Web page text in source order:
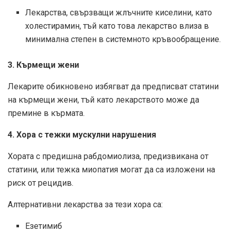
Лекарства, свързващи жлъчните киселини, като
холестирамин, тъй като това лекарство влиза в
минимална степен в системното кръвообращение.
3. Кърмещи жени
Лекарите обикновено избягват да предписват статини
на кърмещи жени, тъй като лекарството може да
премине в кърмата.
4. Хора с тежки мускулни нарушения
Хората с предишна рабдомиолиза, предизвикана от
статини, или тежка миопатия могат да са изложени на
риск от рецидив.
Алтернативни лекарства за тези хора са:
Езетимиб